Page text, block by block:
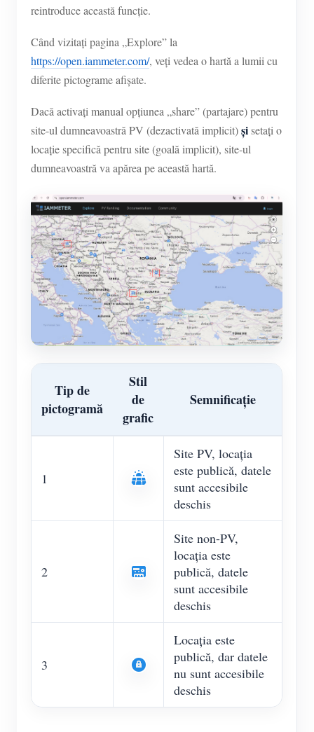
reintroduce această funcție.
Când vizitați pagina „Explore” la
https://open.iammeter.com/, veți vedea o hartă a lumii cu
diferite pictograme afișate.
Dacă activați manual opțiunea „share” (partajare) pentru
site-ul dumneavoastră PV (dezactivată implicit)șisetați o
locație specifică pentru site (goală implicit), site-ul
dumneavoastră va apărea pe această hartă.
Tip de
pictogramă
Stil
de
grafic
Semnificație
1
Site PV, locația
este publică, datele
sunt accesibile
deschis
2
Site non-PV,
locația este
publică, datele
sunt accesibile
deschis
3
Locația este
publică, dar datele
nu sunt accesibile
deschis